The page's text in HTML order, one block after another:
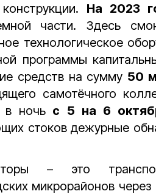
На 2023
части. Здесь
технологическое
программы
средств на сумму 50
самотёчного
в ночь с 5 на 6
стоков дежурные
– это
микрорайонов